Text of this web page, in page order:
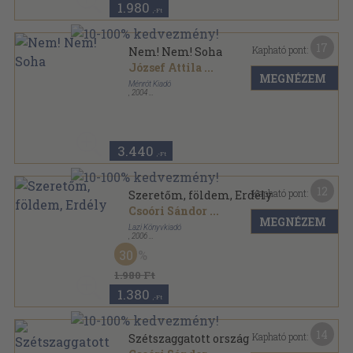
1.980 ,-Ft
Nem! Nem! Soha
József Attila ...
Ménrót Kiadó
2004
3.440 ,-Ft
Kapható pont:
MEGNÉZEM
Szeretőm, földem, Erdély
Csoóri Sándor ...
Lazi Könyvkiadó
2006
Fűzött kemény papírkötés
1.980 Ft
30
1.380 ,-Ft
Kapható pont:
MEGNÉZEM
Szétszaggatott ország Kapható pont: